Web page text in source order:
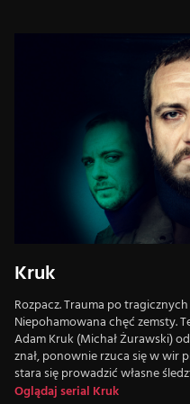
Kruk
Rozpacz. Trauma po
Niepohamowana chęć zemsty.
Adam Kruk (Michał Żurawski)
znał, ponownie rzuca się w wir
stara się prowadzić własne
Oglądaj serial Kruk